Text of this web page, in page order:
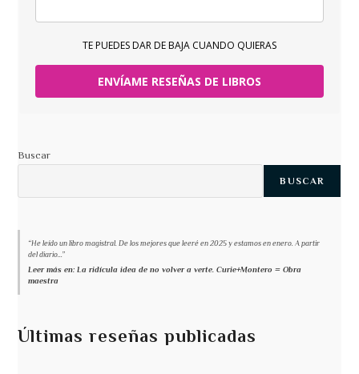
TE PUEDES DAR DE BAJA CUANDO QUIERAS
ENVÍAME RESEÑAS DE LIBROS
Buscar
BUSCAR
“He leído un libro magistral. De los mejores que leeré en 2025 y estamos en enero. A partir
del diario...”
Leer más en: La ridícula idea de no volver a verte. Curie+Montero = Obra
maestra
Últimas reseñas publicadas